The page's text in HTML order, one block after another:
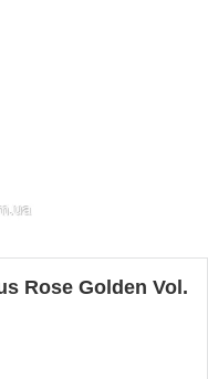
Rose Golden Vol.